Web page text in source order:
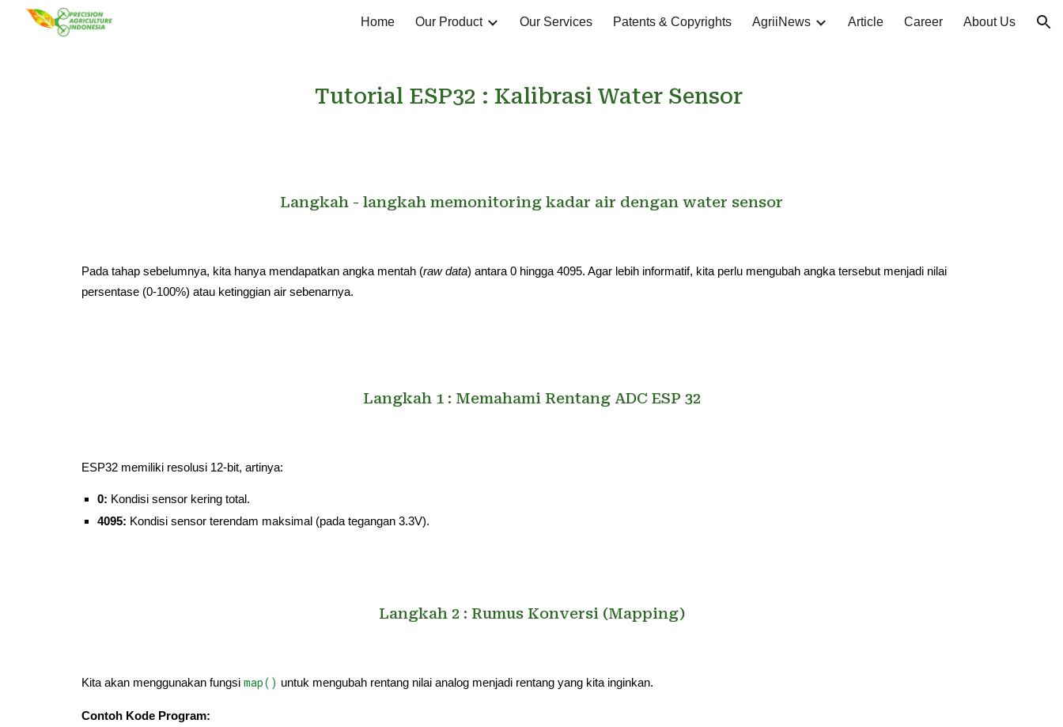
Skip to main content Skip to navigation
Home Our Product Our Services Patents & Copyrights AgriiNews Article Career About Us
Tutorial ESP32 : Kalibrasi Water Sensor
Langkah - langkah memonitoring kadar air dengan water sensor
Pada tahap sebelumnya, kita hanya mendapatkan angka mentah (raw data) antara 0 hingga 4095. Agar lebih informatif, kita perlu mengubah angka tersebut menjadi nilai
persentase (0-100%) atau ketinggian air sebenarnya.
Langkah 1 : Memahami Rentang ADC ESP 32
ESP32 memiliki resolusi 12-bit, artinya:
0: Kondisi sensor kering total.
4095: Kondisi sensor terendam maksimal (pada tegangan 3.3V).
Langkah 2 : Rumus Konversi (Mapping)
Kita akan menggunakan fungsi map() untuk mengubah rentang nilai analog menjadi rentang yang kita inginkan.
Contoh Kode Program: